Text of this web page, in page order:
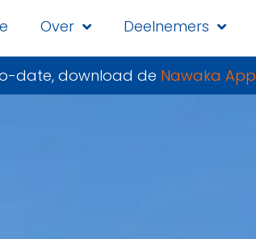
Over Deelnemers
date, download de Nawaka App